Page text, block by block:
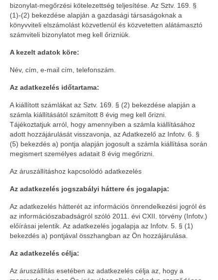
bizonylat-megőrzési kötelezettség teljesítése. Az Sztv. 169. §
(1)-(2) bekezdése alapján a gazdasági társaságoknak a
könyvviteli elszámolást közvetlenül és közvetetten alátámasztó
számviteli bizonylatot meg kell őrizniük.
A kezelt adatok köre:
Név, cím, e-mail cím, telefonszám.
Az adatkezelés időtartama:
A kiállított számlákat az Sztv. 169. § (2) bekezdése alapján a
számla kiállításától számított 8 évig meg kell őrizni.
Tájékoztatjuk arról, hogy amennyiben a számla kiállításához
adott hozzájárulását visszavonja, az Adatkezelő az Infotv. 6. §
(5) bekezdés a) pontja alapján jogosult a számla kiállítása során
megismert személyes adatait 8 évig megőrizni.
Az áruszállításhoz kapcsolódó adatkezelés
Az adatkezelés jogszabályi háttere és jogalapja:
Az adatkezelés hátterét az információs önrendelkezési jogról és
az információszabadságról szóló 2011. évi CXII. törvény (Infotv.)
előírásai jelentik. Az adatkezelés jogalapja az Infotv. 5. § (1)
bekezdés a) pontjával összhangban az Ön hozzájárulása.
Az adatkezelés célja:
Az áruszállítás esetében az adatkezelés célja az, hogy a